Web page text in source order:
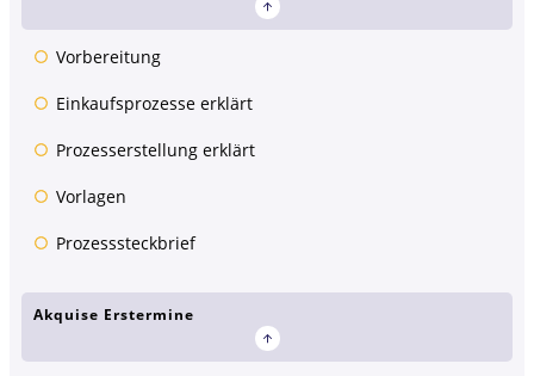
Vorbereitung
Einkaufsprozesse erklärt
Prozesserstellung erklärt
Vorlagen
Prozesssteckbrief
Akquise Erstermine